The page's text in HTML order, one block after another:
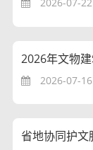
2026-07-16